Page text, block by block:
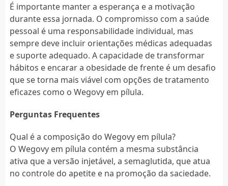
É importante manter a esperança e a motivação
durante essa jornada. O compromisso com a saúde
pessoal é uma responsabilidade individual, mas
sempre deve incluir orientações médicas adequadas
e suporte adequado. A capacidade de transformar
hábitos e encarar a obesidade de frente é um desafio
que se torna mais viável com opções de tratamento
eficazes como o Wegovy em pílula.
Perguntas Frequentes
Qual é a composição do Wegovy em pílula?
O Wegovy em pílula contém a mesma substância
ativa que a versão injetável, a semaglutida, que atua
no controle do apetite e na promoção da saciedade.